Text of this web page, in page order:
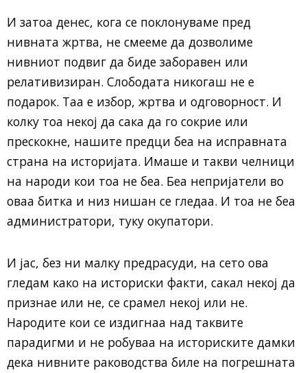
И затоа денес, кога се поклонуваме пред
нивната жртва, не смееме да дозволиме
нивниот подвиг да биде заборавен или
релативизиран. Слободата никогаш не е
подарок. Таа е избор, жртва и одговорност. И
колку тоа некој да сака да го сокрие или
прескокне, нашите предци беа на исправната
страна на историјата. Имаше и такви челници
на народи кои тоа не беа. Беа непријатели во
оваа битка и низ нишан се гледаа. И тоа не беа
администратори, туку окупатори.
И јас, без ни малку предрасуди, на сето ова
гледам како на историски факти, сакал некој да
признае или не, се срамел некој или не.
Народите кои се издигнаа над таквите
парадигми и не робуваа на историските дамки
дека нивните раководства биле на погрешната